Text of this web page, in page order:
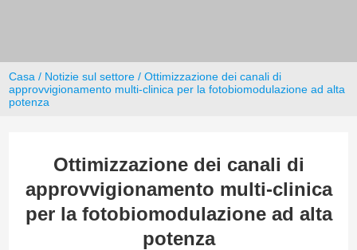
Casa / Notizie sul settore / Ottimizzazione dei canali di
approvvigionamento multi-clinica per la fotobiomodulazione ad alta
potenza
Ottimizzazione dei canali di
approvvigionamento multi-clinica
per la fotobiomodulazione ad alta
potenza